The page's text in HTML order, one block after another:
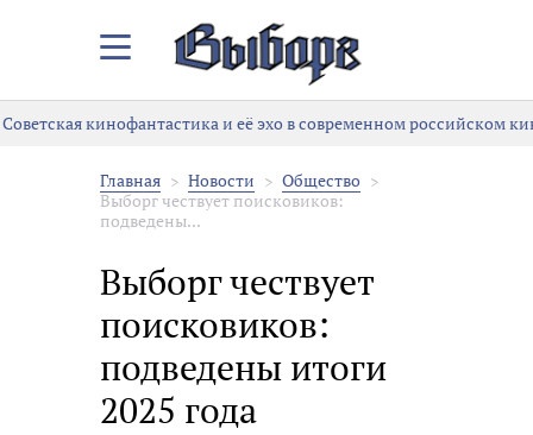
Закрыть/
меню
Советская кинофантастика и её эхо в современном российском
Главная Новости
Общество
Выборг чествует поисковиков:
подведены...
Выборг чествует
поисковиков:
подведены итоги
2025 года